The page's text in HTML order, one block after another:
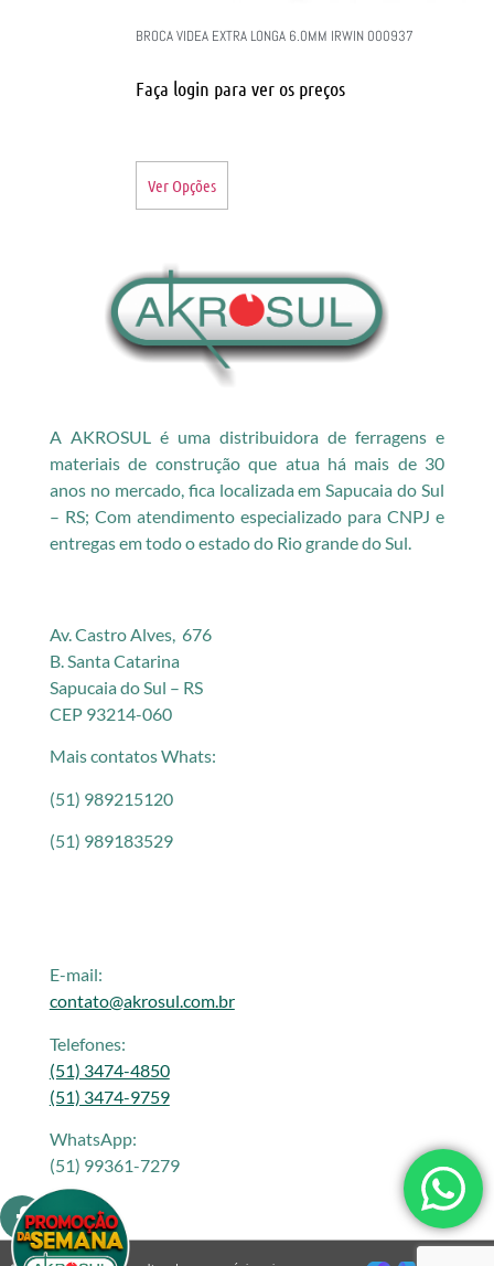
BROCA VIDEA EXTRA LONGA 6.0MM IRWIN 000937
Faça login para ver os preços
Ver Opções
A AKROSUL é uma distribuidora de ferragens e
materiais de construção que atua há mais de 30
anos no mercado, fica localizada em Sapucaia do Sul
– RS; Com atendimento especializado para CNPJ e
entregas em todo o estado do Rio grande do Sul.
Av. Castro Alves, 676
B. Santa Catarina
Sapucaia do Sul – RS
CEP 93214-060
Mais contatos Whats:
(51) 989215120
(51) 989183529
E-mail:
contato@akrosul.com.br
Telefones:
(51) 3474-4850
(51) 3474-9759
WhatsApp:
(51) 99361-7279